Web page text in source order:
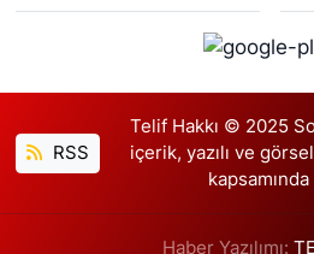
RSS
Telif Hakkı © 2025
içerik, yazılı ve
Haber Yazılımı: